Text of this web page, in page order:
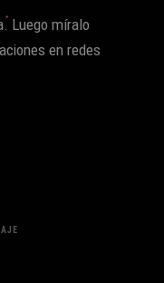
Luego míralo
en redes